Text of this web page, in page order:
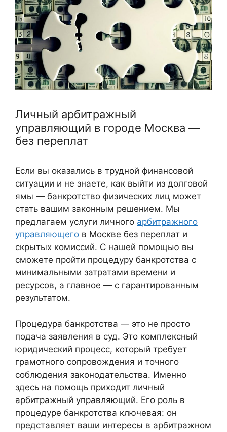
Личный арбитражный
управляющий в городе Москва —
без переплат
Если вы оказались в трудной финансовой
ситуации и не знаете, как выйти из долговой
ямы — банкротство физических лиц может
стать вашим законным решением. Мы
предлагаем услуги личного арбитражного
управляющего в Москве без переплат и
скрытых комиссий. С нашей помощью вы
сможете пройти процедуру банкротства с
минимальными затратами времени и
ресурсов, а главное — с гарантированным
результатом.
Процедура банкротства — это не просто
подача заявления в суд. Это комплексный
юридический процесс, который требует
грамотного сопровождения и точного
соблюдения законодательства. Именно
здесь на помощь приходит личный
арбитражный управляющий. Его роль в
процедуре банкротства ключевая: он
представляет ваши интересы в арбитражном